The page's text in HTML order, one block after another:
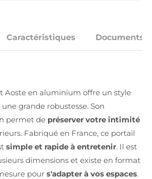
Caractéristiques Documents
Aoste en aluminium offre un style
grande robustesse. Son
permet de préserver votre intimité
Fabriqué en France, ce portail
simple et rapide à entretenir. Il est
dimensions et existe en format
pour s'adapter à vos espaces.